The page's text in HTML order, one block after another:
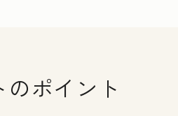
ポイント